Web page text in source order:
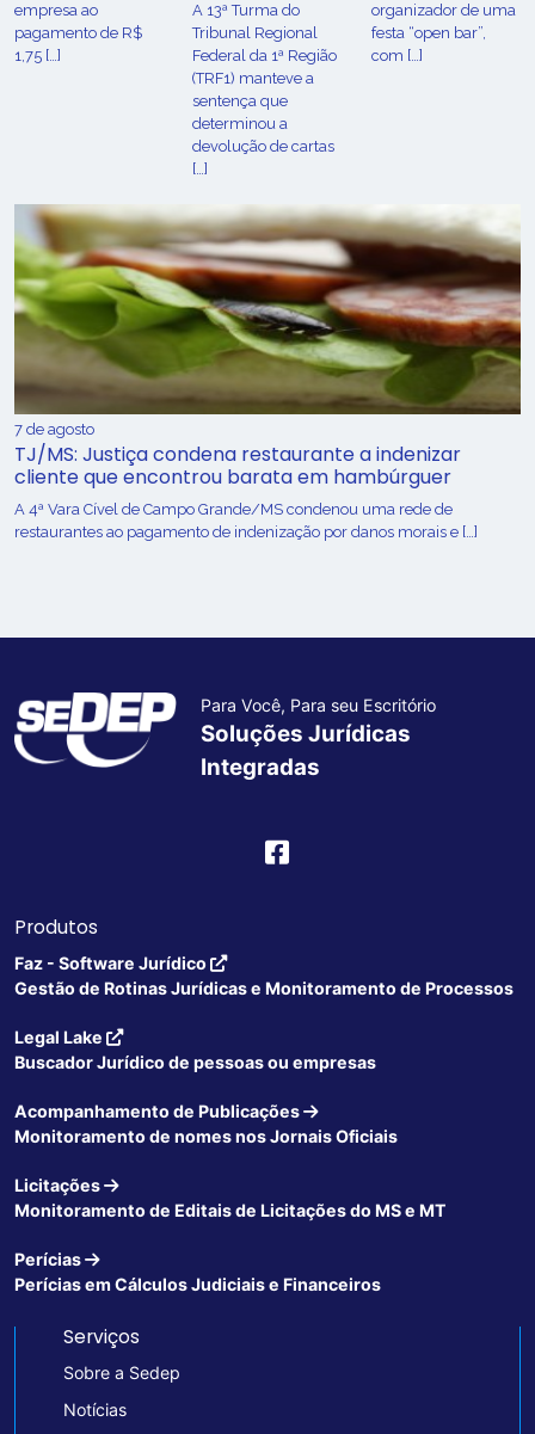
empresa ao
pagamento de R$
1,75 […]
A 13ª Turma do
Tribunal Regional
Federal da 1ª Região
(TRF1) manteve a
sentença que
determinou a
devolução de cartas
[…]
organizador de uma
festa “open bar”,
com […]
7 de agosto
TJ/MS: Justiça condena restaurante a indenizar
cliente que encontrou barata em hambúrguer
A 4ª Vara Cível de Campo Grande/MS condenou uma rede de
restaurantes ao pagamento de indenização por danos morais e […]
Para Você, Para seu Escritório
Soluções Jurídicas
Integradas
Produtos
Faz - Software Jurídico
Gestão de Rotinas Jurídicas e Monitoramento de Processos
Legal Lake
Buscador Jurídico de pessoas ou empresas
Acompanhamento de Publicações
Monitoramento de nomes nos Jornais Oficiais
Licitações
Monitoramento de Editais de Licitações do MS e MT
Perícias
Perícias em Cálculos Judiciais e Financeiros
Serviços
Sobre a Sedep
Notícias